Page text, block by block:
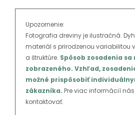
Upozornenie:
Fotografia dreviny je ilustračná.
materiál s prirodzenou variabilitou
a štruktúre. Spôsob zosadenia sa
zobrazeného. Vzhľad,
možné prispôsobiť
zákazníka. Pre viac informácií
kontaktovať.